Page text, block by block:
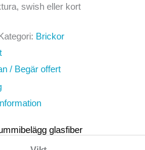
swish eller kort
Brickor
/ Begär offert
glasfiber